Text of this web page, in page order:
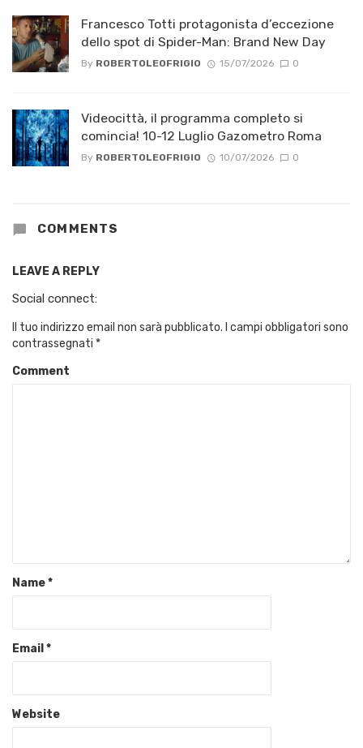
Francesco Totti protagonista d’eccezione
dello spot di Spider-Man: Brand New Day
By ROBERTOLEOFRIGIO 15/07/2026 0
Videocittà, il programma completo si
comincia! 10-12 Luglio Gazometro Roma
By ROBERTOLEOFRIGIO 10/07/2026 0
COMMENTS
LEAVE A REPLY
Social connect:
Il tuo indirizzo email non sarà pubblicato. I campi obbligatori sono
contrassegnati *
Comment
Name*
Email *
Website